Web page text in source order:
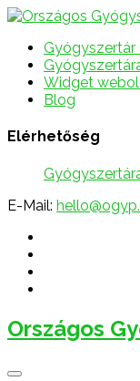
Gyógyszertár
Widget
Blog
Elérhetőség
E-Mail:
Országos